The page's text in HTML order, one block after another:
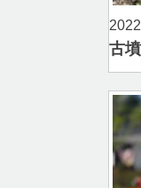
古